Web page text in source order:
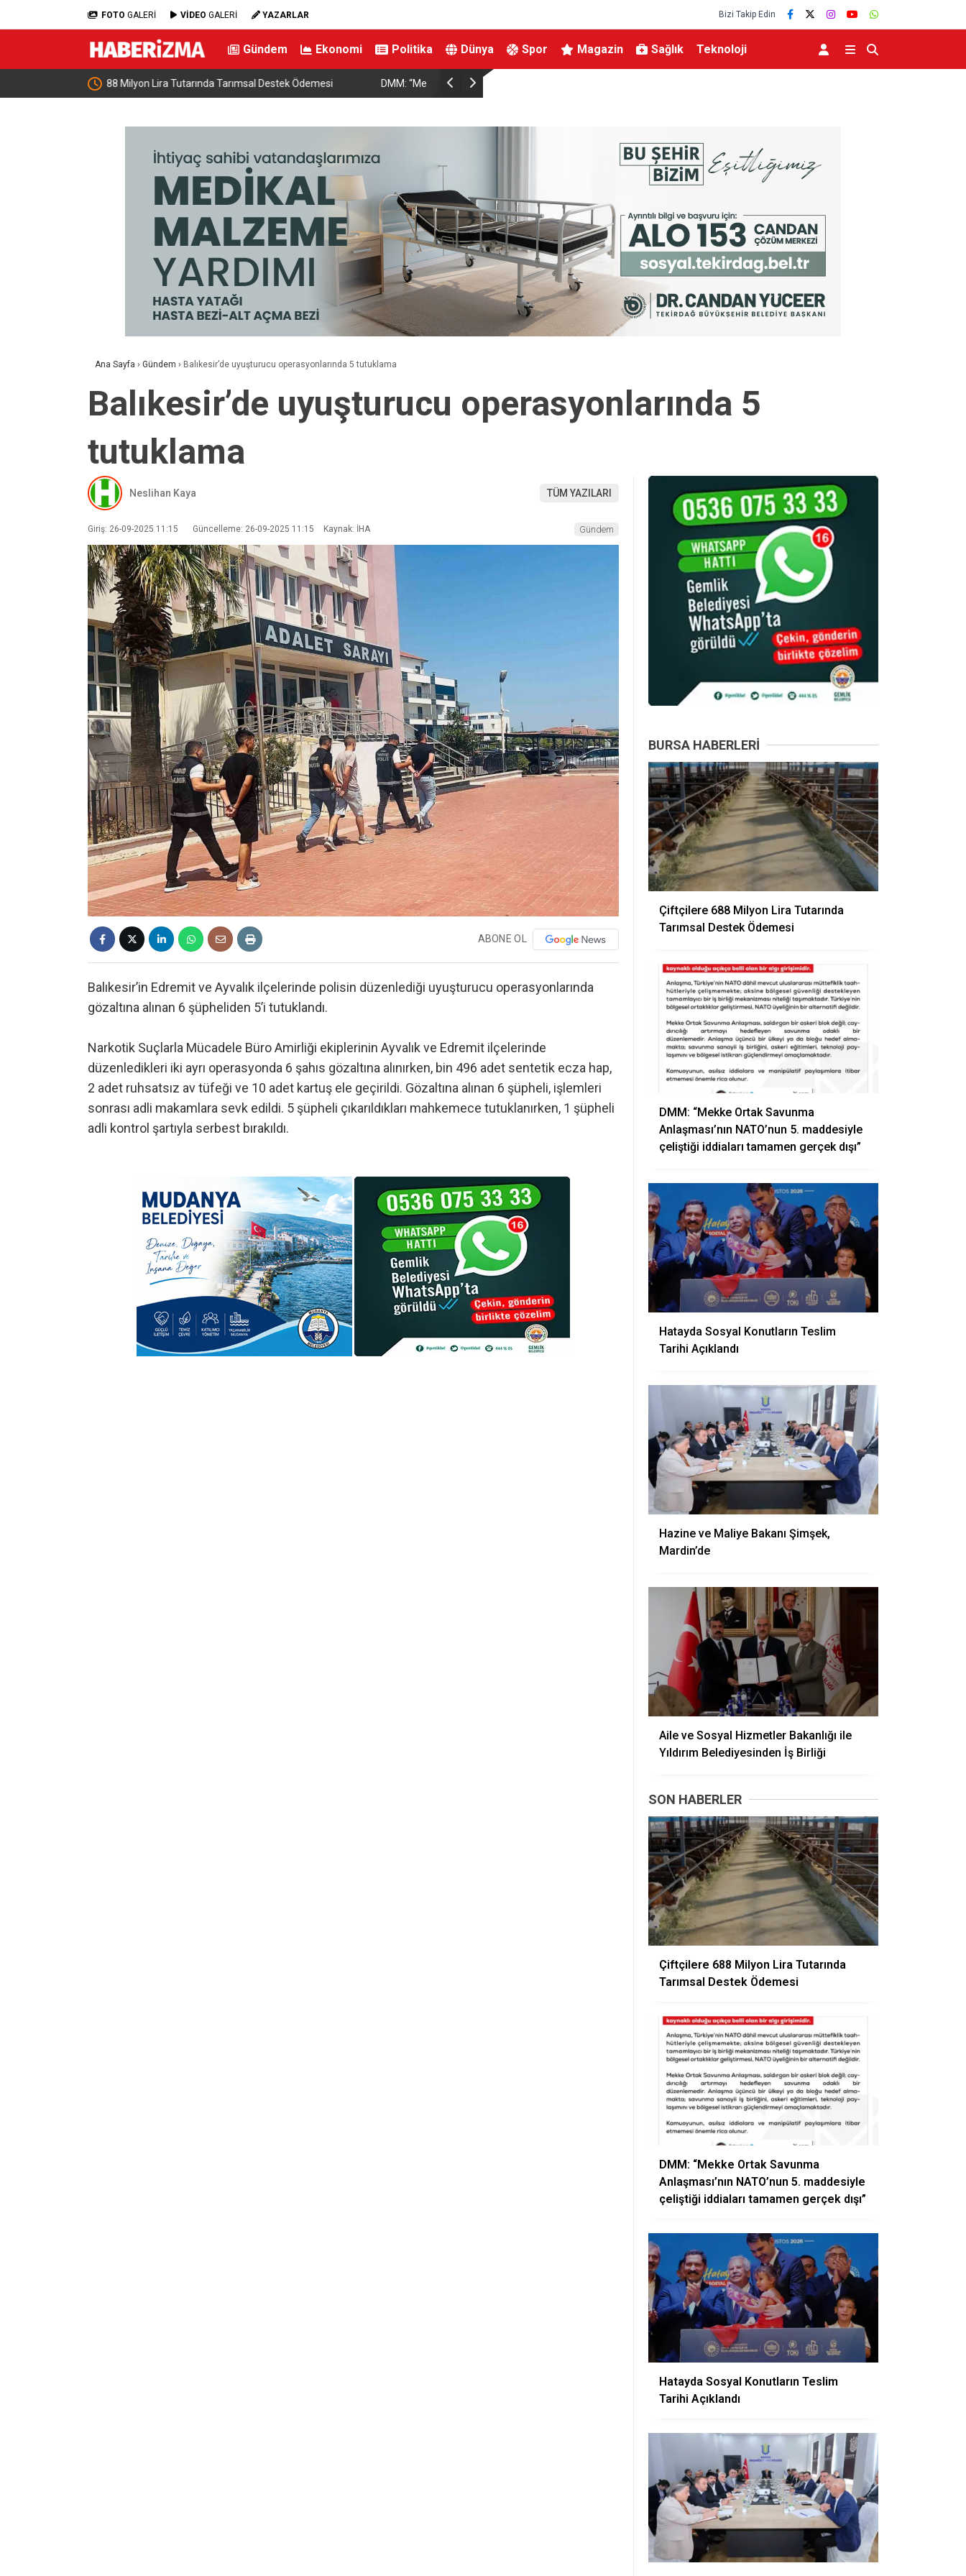
FOTO GALERİ VİDEO GALERİ YAZARLAR Bizi Takip Edin
Gündem Ekonomi Politika Dünya Spor Magazin Sağlık Teknoloji
DMM: “Mekke Ortak Savunma Anlaşması’nın NATO’nun 5. maddesiyle Hatayda Sosyal Konutların Teslim Tarihi Açıklandı
Ana Sayfa › Gündem › Balıkesir’de uyuşturucu operasyonlarında 5 tutuklama
Balıkesir’de uyuşturucu operasyonlarında 5
tutuklama
Neslihan Kaya TÜM YAZILARI
Giriş: 26-09-2025 11:15 Güncelleme: 26-09-2025 11:15 Kaynak: İHA Gündem
ABONE OL
Balıkesir’in Edremit ve Ayvalık ilçelerinde polisin düzenlediği uyuşturucu operasyonlarında
gözaltına alınan 6 şüpheliden 5’i tutuklandı.
Narkotik Suçlarla Mücadele Büro Amirliği ekiplerinin Ayvalık ve Edremit ilçelerinde
düzenledikleri iki ayrı operasyonda 6 şahıs gözaltına alınırken, bin 496 adet sentetik ecza hap,
2 adet ruhsatsız av tüfeği ve 10 adet kartuş ele geçirildi. Gözaltına alınan 6 şüpheli, işlemleri
sonrası adli makamlara sevk edildi. 5 şüpheli çıkarıldıkları mahkemece tutuklanırken, 1 şüpheli
adli kontrol şartıyla serbest bırakıldı.
BURSA HABERLERI
Çiftçilere 688 Milyon Lira Tutarında
Tarımsal Destek Ödemesi
DMM: “Mekke Ortak Savunma
Anlaşması’nın NATO’nun 5. maddesiyle
çeliştiği iddiaları tamamen gerçek dışı”
Hatayda Sosyal Konutların Teslim
Tarihi Açıklandı
Hazine ve Maliye Bakanı Şimşek,
Mardin’de
Aile ve Sosyal Hizmetler Bakanlığı ile
Yıldırım Belediyesinden İş Birliği
SON HABERLER
Çiftçilere 688 Milyon Lira Tutarında
Tarımsal Destek Ödemesi
DMM: “Mekke Ortak Savunma
Anlaşması’nın NATO’nun 5. maddesiyle
çeliştiği iddiaları tamamen gerçek dışı”
Hatayda Sosyal Konutların Teslim
Tarihi Açıklandı